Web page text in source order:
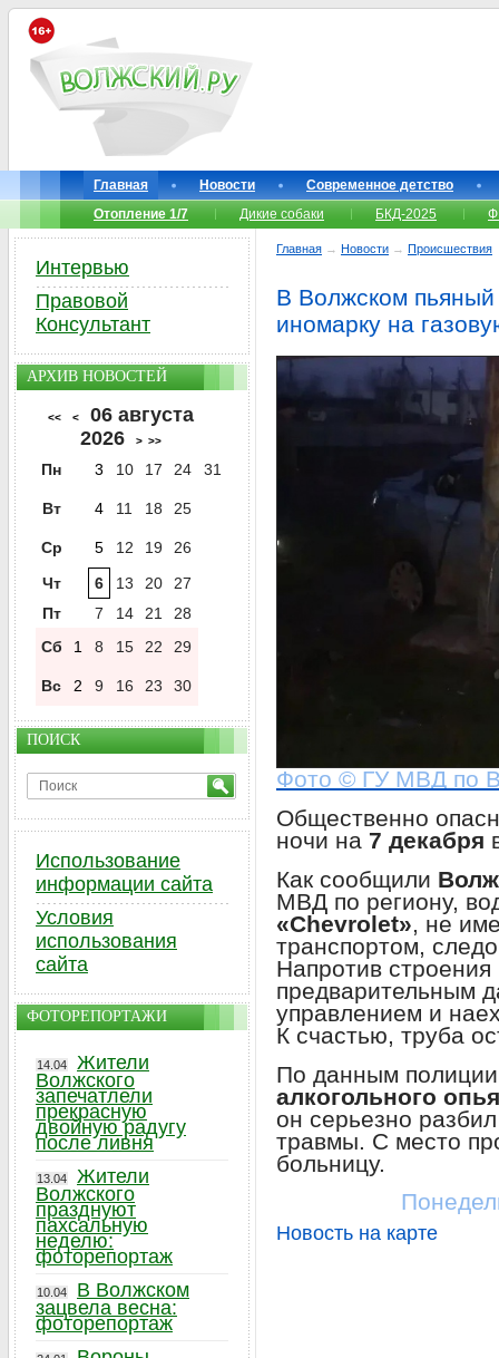
Главная Новости
Современное детство
Отопление 1/7
Дикие собаки БКД-2025
Главная → Новости → Происшествия
В Волжском пьяный
иномарку на
Фото © ГУ МВД по
Общественно
ночи на 7 декабря
Как сообщили
МВД по региону,
«Chevrolet», не
транспортом,
Напротив строения
предварительным
управлением и
К счастью, труба
По данным
алкогольного
он серьезно
травмы. С место
больницу.
Новость на карте
Интервью
Правовой
Консультант
АРХИВ НОВОСТЕЙ
<< <
06 августа
2026
> >>
Пн 3 10 17 24 31
Вт 4 11 18 25
Ср 5 12 19
26
Чт
6 13 20
27
Пт
7 14 21
28
Сб
1 8 15 22 29
Вс 2 9 16 23 30
ПОИСК
Использование
информации сайта
Условия
использования
сайта
ФОТОРЕПОРТАЖИ
14.04
Жители
Волжского
запечатлели
прекрасную
двойную радугу
после ливня
13.04
Жители
Волжского
празднуют
пахсальную
неделю:
фоторепортаж
10.04
В Волжском
зацвела весна:
фоторепортаж